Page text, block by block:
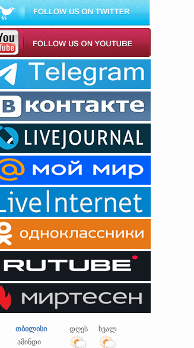
თბილისი დღეს
ხვალ
ამინდი